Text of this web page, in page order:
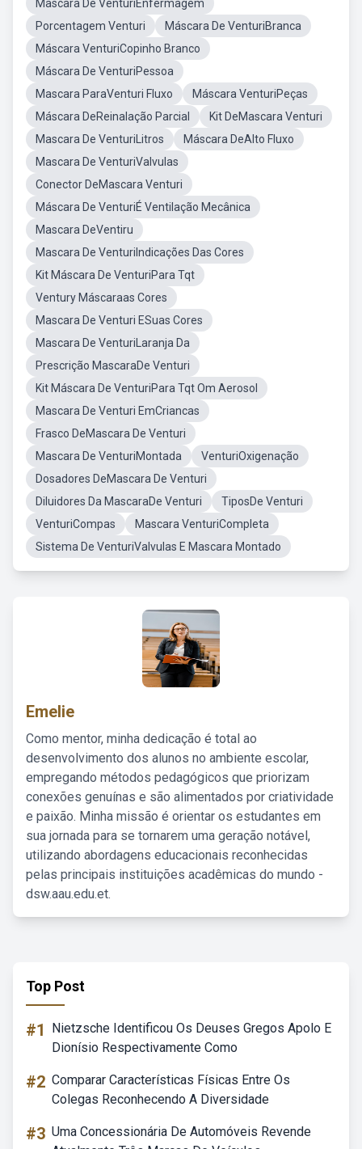
Mascara De VenturiEnfermagem
Porcentagem Venturi
Máscara De VenturiBranca
Máscara VenturiCopinho Branco
Máscara De VenturiPessoa
Mascara ParaVenturi Fluxo
Máscara VenturiPeças
Máscara DeReinalação Parcial
Kit DeMascara Venturi
Mascara De VenturiLitros
Máscara DeAlto Fluxo
Mascara De VenturiValvulas
Conector DeMascara Venturi
Máscara De VenturiÉ Ventilação Mecânica
Mascara DeVentiru
Mascara De VenturiIndicações Das Cores
Kit Máscara De VenturiPara Tqt
Ventury Máscaraas Cores
Mascara De Venturi ESuas Cores
Mascara De VenturiLaranja Da
Prescrição MascaraDe Venturi
Kit Máscara De VenturiPara Tqt Om Aerosol
Mascara De Venturi EmCriancas
Frasco DeMascara De Venturi
Mascara De VenturiMontada
VenturiOxigenação
Dosadores DeMascara De Venturi
Diluidores Da MascaraDe Venturi
TiposDe Venturi
VenturiCompas
Mascara VenturiCompleta
Sistema De VenturiValvulas E Mascara Montado
Emelie
Como mentor, minha dedicação é total ao
desenvolvimento dos alunos no ambiente escolar,
empregando métodos pedagógicos que priorizam
conexões genuínas e são alimentados por criatividade
e paixão. Minha missão é orientar os estudantes em
sua jornada para se tornarem uma geração notável,
utilizando abordagens educacionais reconhecidas
pelas principais instituições acadêmicas do mundo -
dsw.aau.edu.et.
Top Post
#1
Nietzsche Identificou Os Deuses Gregos Apolo E
Dionísio Respectivamente Como
#2 Comparar Características Físicas Entre Os
Colegas Reconhecendo A Diversidade
#3 Uma Concessionária De Automóveis Revende